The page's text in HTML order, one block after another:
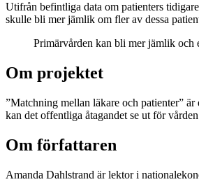
Utifrån befintliga data om patienters
skulle bli mer jämlik om fler av dessa
Primärvården kan bli mer jämlik och
Om projektet
”Matchning mellan läkare och patienter”
kan det offentliga åtagandet se ut för
Om författaren
Amanda Dahlstrand är lektor i